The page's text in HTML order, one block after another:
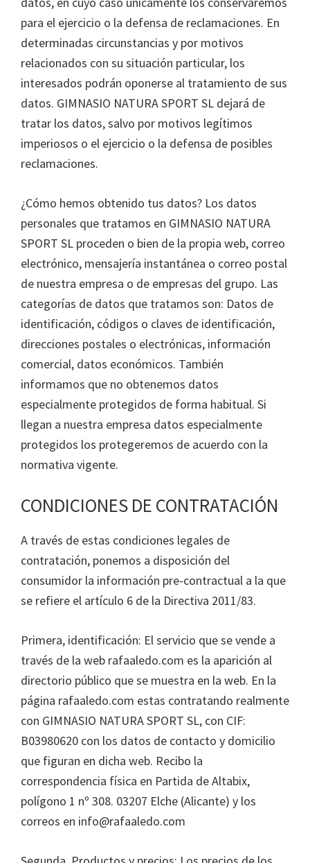
para el ejercicio o la defensa de reclamaciones. En
determinadas circunstancias y por motivos
relacionados con su situación particular, los
interesados podrán oponerse al tratamiento de sus
datos. GIMNASIO NATURA SPORT SL dejará de
tratar los datos, salvo por motivos legítimos
imperiosos o el ejercicio o la defensa de posibles
reclamaciones.
¿Cómo hemos obtenido tus datos? Los datos
personales que tratamos en GIMNASIO NATURA
SPORT SL proceden o bien de la propia web, correo
electrónico, mensajería instantánea o correo postal
de nuestra empresa o de empresas del grupo. Las
categorías de datos que tratamos son: Datos de
identificación, códigos o claves de identificación,
direcciones postales o electrónicas, información
comercial, datos económicos. También
informamos que no obtenemos datos
especialmente protegidos de forma habitual. Si
llegan a nuestra empresa datos especialmente
protegidos los protegeremos de acuerdo con la
normativa vigente.
CONDICIONES DE CONTRATACIÓN
A través de estas condiciones legales de
contratación, ponemos a disposición del
consumidor la información pre-contractual a la que
se refiere el artículo 6 de la Directiva 2011/83.
Primera, identificación: El servicio que se vende a
través de la web rafaaledo.com es la aparición al
directorio público que se muestra en la web. En la
página rafaaledo.com estas contratando realmente
con GIMNASIO NATURA SPORT SL, con CIF:
B03980620 con los datos de contacto y domicilio
que figuran en dicha web. Recibo la
correspondencia física en Partida de Altabix,
polígono 1 nº 308. 03207 Elche (Alicante) y los
correos en info@rafaaledo.com